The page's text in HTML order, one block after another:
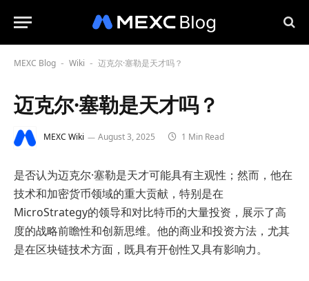
MEXC Blog - Wiki - 迈克尔·塞勒是天才吗？
迈克尔·塞勒是天才吗？
MEXC Wiki August 3, 2025 1 Min Read
是否认为迈克尔·塞勒是天才可能具有主观性；然而，他在
技术和加密货币领域的重大贡献，特别是在
MicroStrategy的领导和对比特币的大量投资，展示了高
度的战略前瞻性和创新思维。他的商业和投资方法，尤其
是在区块链技术方面，既具有开创性又具有影响力。